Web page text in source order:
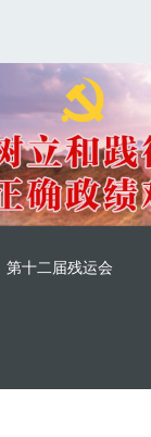
第十二届残运会